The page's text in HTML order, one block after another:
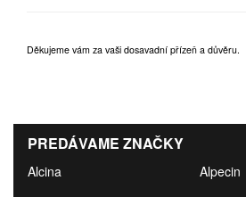
Děkujeme vám za vaši dosavadní přízeň a důvěru.
PREDÁVAME ZNAČKY
Alcina
Alpecin